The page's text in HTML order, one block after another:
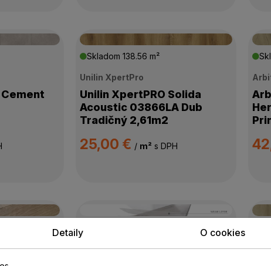
Skladom 138.56 m²
Unilin XpertPro
Unilin XpertPRO Solida
Acoustic 03866LA Dub
Tradičný 2,61m2
25,00 € / m² s DPH
Arbiton
Detaily O cookies